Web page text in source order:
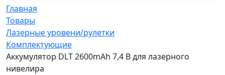
Главная
Товары
Лазерные уровени/рулетки
Комплектующие
Аккумулятор DLT 2600mAh 7,4 B для лазерного
нивелира